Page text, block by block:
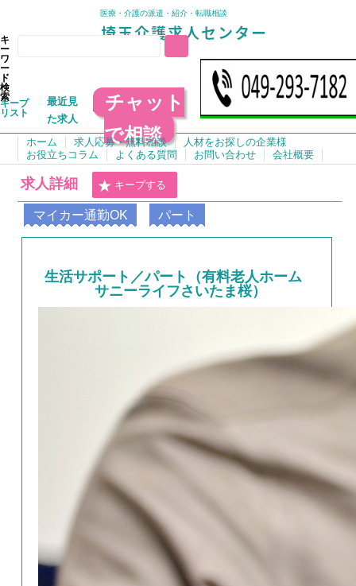
医療・介護の派遣・紹介・転職相談
キ
ー
ワ
ー
ド
検
索
キープ
リスト
最近見
た求人
チャット
で相談
ホーム 求人応募・無料相談
人材をお探しの企業様
お役立ちコラム
よくある質問 お問い合わせ 会社概要
求人詳細 キープする
マイカー通勤OK パート
生活サポート／パート（有料老人ホーム
サニーライフさいたま桜）